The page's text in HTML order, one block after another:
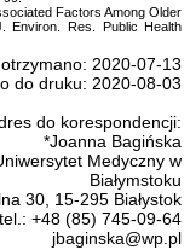
Factors Among Older
Environ. Res. Public Health
otrzymano: 2020-07-13
do druku: 2020-08-03
do korespondencji:
*Joanna Bagińska
Medyczny w
Białymstoku
30, 15-295 Białystok
tel.: +48 (85) 745-09-64
jbaginska@wp.pl